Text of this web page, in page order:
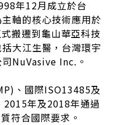
年12月成立於台
軸的核心技術應用於
搬遷到龜山華亞科技
大江生醫，台灣環宇
NuVasive Inc.。
、國際ISO13485及
2015年及2018年通過
符合國際要求。